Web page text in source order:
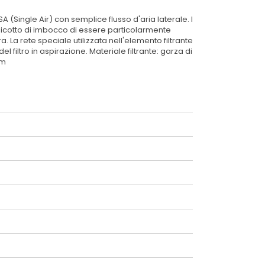
(Single Air) con semplice flusso d'aria laterale. I
di imbocco di essere particolarmente
La rete speciale utilizzata nell'elemento filtrante
filtro in aspirazione. Materiale filtrante: garza di